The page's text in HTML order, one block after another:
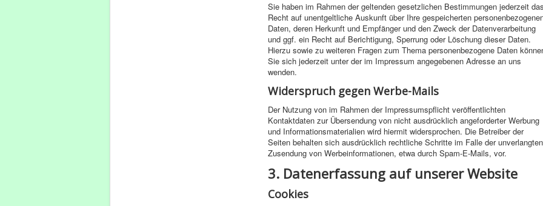
Sie haben im Rahmen der geltenden gesetzlichen Bestimmungen jederzeit
Recht auf unentgeltliche Auskunft über Ihre gespeicherten
Daten, deren Herkunft und Empfänger und den Zweck der Datenverarbeitung
und ggf. ein Recht auf Berichtigung, Sperrung oder Löschung dieser Daten.
Hierzu sowie zu weiteren Fragen zum Thema personenbezogene Daten
Sie sich jederzeit unter der im Impressum angegebenen Adresse an uns
wenden.
Widerspruch gegen Werbe-Mails
Der Nutzung von im Rahmen der Impressumspflicht veröffentlichten
Kontaktdaten zur Übersendung von nicht ausdrücklich angeforderter Werbung
und Informationsmaterialien wird hiermit widersprochen. Die Betreiber der
Seiten behalten sich ausdrücklich rechtliche Schritte im Falle der unverlangten
Zusendung von Werbeinformationen, etwa durch Spam-E-Mails, vor.
3. Datenerfassung auf unserer Website
Cookies